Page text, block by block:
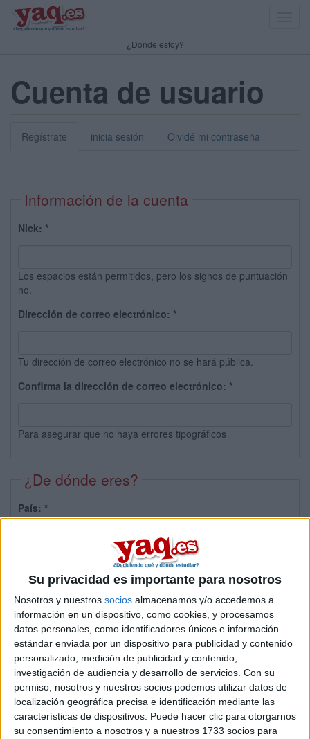
Su privacidad es importante para nosotros
Nosotros y nuestros socios almacenamos y/o accedemos a
información en un dispositivo, como cookies, y procesamos
datos personales, como identificadores únicos e información
estándar enviada por un dispositivo para publicidad y contenido
personalizado, medición de publicidad y contenido,
investigación de audiencia y desarrollo de servicios. Con su
permiso, nosotros y nuestros socios podemos utilizar datos de
localización geográfica precisa e identificación mediante las
características de dispositivos. Puede hacer clic para otorgarnos
su consentimiento a nosotros y a nuestros 1733 socios para
¿Dónde estoy?
Cuenta de usuario
Regístrate inicia sesión Olvidé mi contraseña
Información de la cuenta
Nick: *
Los espacios están permitidos, pero los signos de puntuación
no.
Dirección de correo electrónico: *
Tu dirección de correo electrónico no se hará pública.
Confirma la dirección de correo electrónico: *
Para asegurar que no haya errores tipográficos
¿De dónde eres?
País: *
Sobre ti
Soy:*
Chico
Chica
¿En qué año terminas (o terminaste) bachillerato o FP?